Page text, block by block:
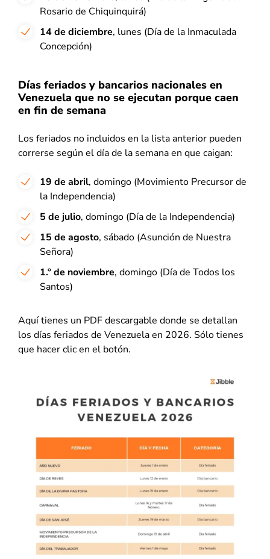
Rosario de Chiquinquirá)
14 de diciembre, lunes (Día de la Inmaculada
Concepción)
Días feriados y bancarios nacionales en
Venezuela que no se ejecutan porque caen
en fin de semana
Los feriados no incluidos en la lista anterior pueden
correrse según el día de la semana en que caigan:
19 de abril, domingo (Movimiento Precursor de
la Independencia)
5 de julio, domingo (Día de la Independencia)
15 de agosto, sábado (Asunción de Nuestra
Señora)
1.º de noviembre, domingo (Día de Todos los
Santos)
Aquí tienes un PDF descargable donde se detallan
los días feriados de Venezuela en 2026. Sólo tienes
que hacer clic en el botón.